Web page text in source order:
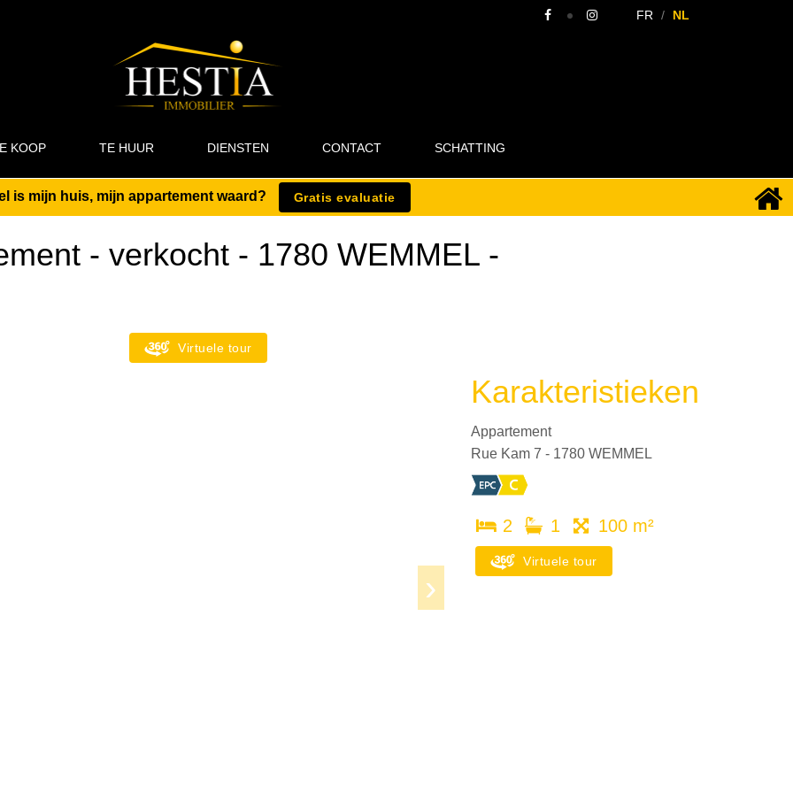
FR NL
KOOP TE HUUR DIENSTEN CONTACT SCHATTING
is mijn huis, mijn appartement waard? Gratis evaluatie
- verkocht - 1780 WEMMEL -
Virtuele tour
Karakteristieken
Appartement
Rue Kam 7 - 1780 WEMMEL
2 1 100 m²
Virtuele tour